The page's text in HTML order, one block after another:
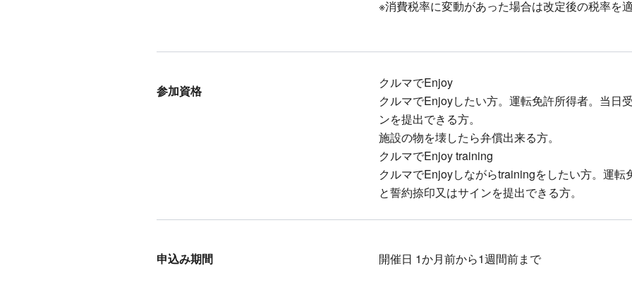
※消費税率に変動があった場合は改定後の税率を
参加資格
クルマでEnjoy
クルマでEnjoyしたい方。運転免許所得者。当日
ンを提出できる方。
施設の物を壊したら弁償出来る方。
クルマでEnjoy training
クルマでEnjoyしながらtrainingをしたい方。運
と誓約捺印又はサインを提出できる方。
申込み期間 開催日 1か月前から1週間前まで